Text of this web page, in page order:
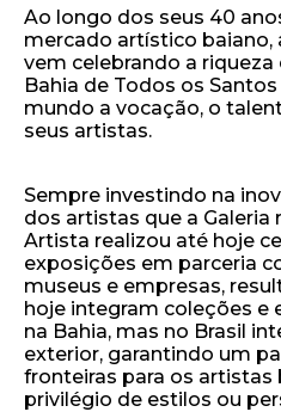
Ao longo dos seus 40
mercado artístico baiano,
vem celebrando a
Bahia de Todos os
mundo a vocação, o
seus artistas.
Sempre investindo na
dos artistas que a Galeria
Artista realizou até hoje
exposições em parceria
museus e empresas,
hoje integram coleções e
na Bahia, mas no Brasil
exterior, garantindo um
fronteiras para os artistas
privilégio de estilos ou